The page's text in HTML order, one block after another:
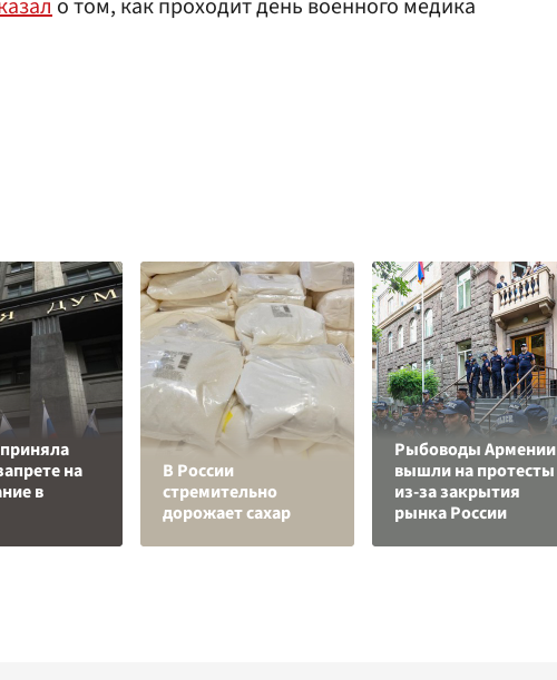
о том, как проходит день военного медика
на
в
В России
стремительно
дорожает сахар
Рыбоводы Армении
вышли на протесты
из-за закрытия
рынка России